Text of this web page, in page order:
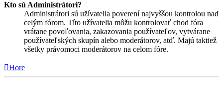
Kto sú Administrátori?
Administrátori sú užívatelia poverení najvyššou kontrolou nad
celým fórom. Títo užívatelia môžu kontrolovať chod fóra
vrátane povoľovania, zakazovania používateľov, vytvárane
používateľských skupín alebo moderátorov, atď. Majú taktiež
všetky právomoci moderátorov na celom fóre.
Hore